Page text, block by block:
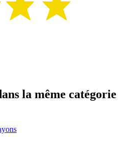
la même catégorie